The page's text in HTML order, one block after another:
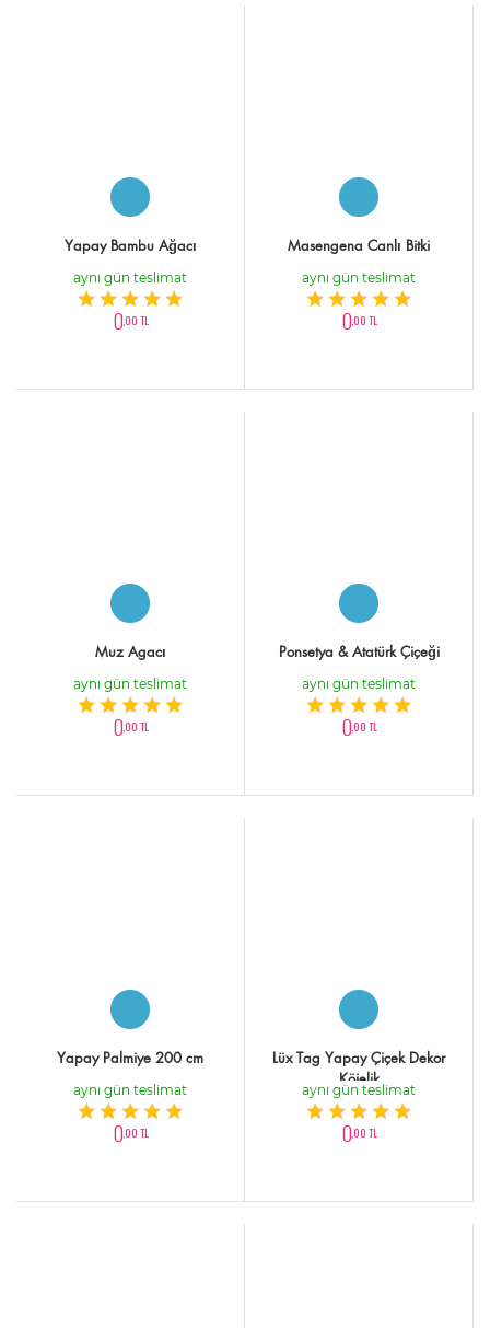
Yapay Bambu Ağacı
aynı gün teslimat
0,00 TL
Masengena Canlı Bitki
aynı gün teslimat
0,00 TL
Muz Agacı
aynı gün teslimat
0,00 TL
Ponsetya & Atatürk Çiçeği
aynı gün teslimat
0,00 TL
Yapay Palmiye 200 cm
aynı gün teslimat
0,00 TL
Lüx Tag Yapay Çiçek Dekor
Köielik
aynı gün teslimat
0,00 TL